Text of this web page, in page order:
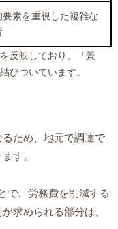
要素を重視した複雑な
反映しており、「景
びついています。
ため、地元で調達で
す。
で、労務費を削減する
求められる部分は、